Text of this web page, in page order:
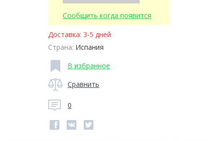
Сообщить когда появится
Доставка: 3-5 дней
Страна: Испания
В избранное
Сравнить
0